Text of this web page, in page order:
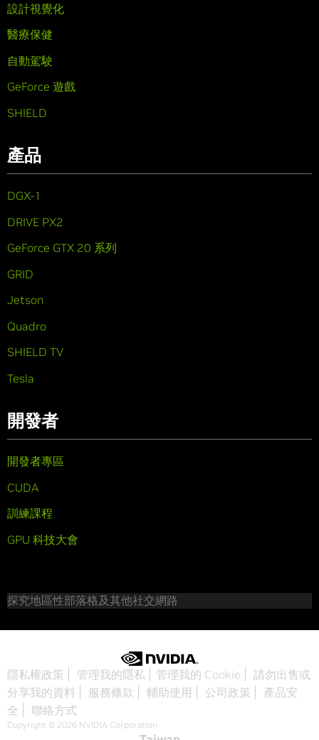
設計視覺化
醫療保健
自動駕駛
GeForce 遊戲
SHIELD
產品
DGX-1
DRIVE PX2
GeForce GTX 20 系列
GRID
Jetson
Quadro
SHIELD TV
Tesla
開發者
開發者專區
CUDA
訓練課程
GPU 科技大會
探究地區性部落格及其他社交網路
隱私權政策 管理我的隱私 管理我的 Cookie
請勿出售或
分享我的資料
服務條款 輔助使用 公司政策
產品安
全
聯絡方式
Copyright © 2026 NVIDIA Corporation